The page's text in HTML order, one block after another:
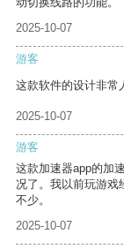
2025-10-07
游客
这款软件的设计非常
2025-10-07
游客
这款加速器app的加
况了。我以前玩游戏
不少。
2025-10-07